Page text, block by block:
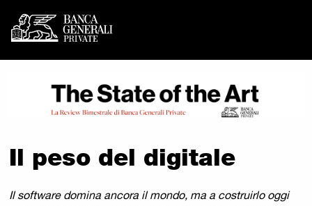
Banca Generali Private
Vai al contenuto principale
Il peso del digitale
Il software domina ancora il mondo, ma a costruirlo oggi